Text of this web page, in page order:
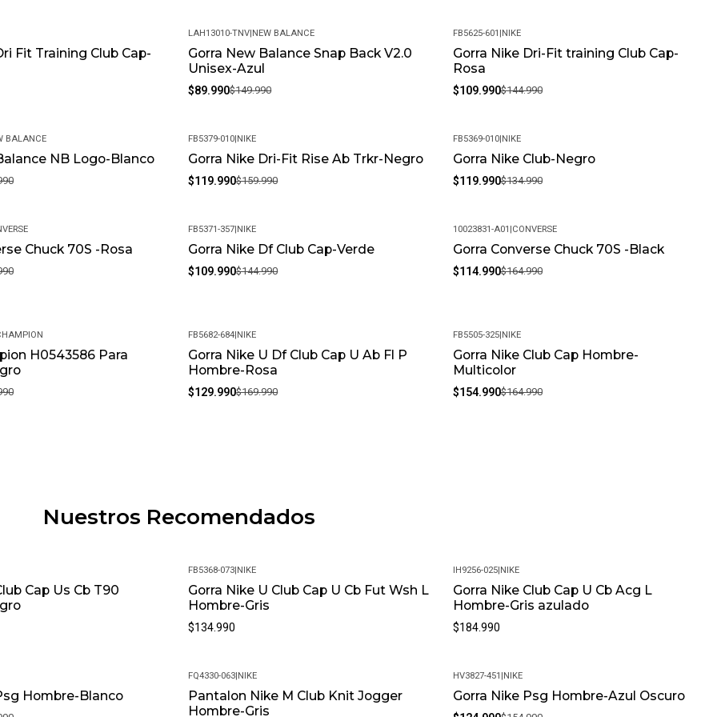
ATENCIÓN: La imagen de referencia puede variar debido al tratamiento fotográfico y la
calibración de su monitor. Por favor, tenga en cuenta este detalle al realizar su compra.
Fit Training Club Cap-
-40%
LAH13010-TNV|NEW BALANCE
Gorra New Balance Snap Back V2.0
Unisex-Azul
$89.990$149.990
-24%
FB5625-601 |NIKE
Gorra Nike Dri-Fit training Club Cap-
Rosa
$109.990$144.990
BALANCE
NB Logo-Blanco -25%
FB5379-010|NIKE
Gorra Nike Dri-Fit Rise Ab Trkr-Negro
$119.990$159.990
-11%
FB5369-010|NIKE
Gorra Nike Club-Negro
$119.990$134.990
Chuck 70S -Rosa -24%
FB5371-357|NIKE
Gorra Nike Df Club Cap-Verde
$109.990$144.990
-30%
10023831-A01 |CONVERSE
Gorra Converse Chuck 70S -Black
$114.990$164.990
H0543586 Para
-24%
FB5682-684|NIKE
Gorra Nike U Df Club Cap U Ab Fl P
Hombre-Rosa
$129.990$169.990
-6%
FB5505-325|NIKE
Gorra Nike Club Cap Hombre-
Multicolor
$154.990$164.990
Nuestros Recomendados
Cap Us Cb T90
FB5368-073|NIKE
Gorra Nike U Club Cap U Cb Fut Wsh L
Hombre-Gris
$134.990
IH9256-025|NIKE
Gorra Nike Club Cap U Cb Acg L
Hombre-Gris azulado
$184.990
Hombre-Blanco
FQ4330-063|NIKE
Pantalon Nike M Club Knit Jogger
Hombre-Gris
-19%
HV3827-451 |NIKE
Gorra Nike Psg Hombre-Azul Oscuro